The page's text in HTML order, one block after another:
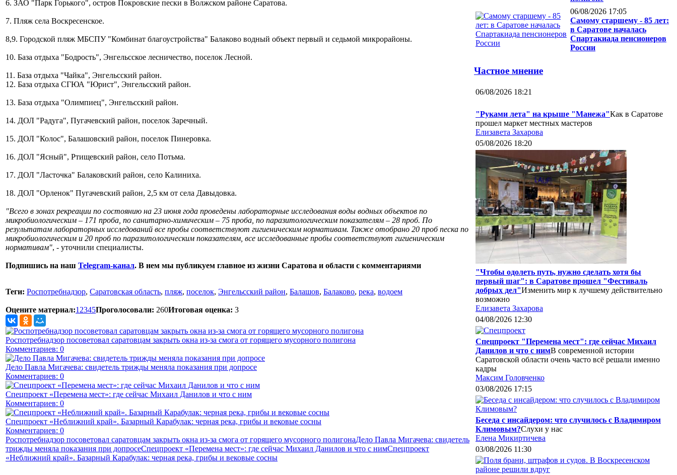
6. ЗАО "Парк Горького", остров Покровские пески в Волжском районе Саратова.
7. Пляж села Воскресенское.
8,9. Городской пляж МБСПУ "Комбинат благоустройства" Балаково водный объект первый и седьмой микрорайоны.
10. База отдыха "Бодрость", Энгельсское лесничество, поселок Лесной.
11. База отдыха "Чайка", Энгельсский район.
12. База отдыха СГЮА "Юрист", Энгельсский район.
13. База отдыха "Олимпиец", Энгельсский район.
14. ДОЛ "Радуга", Пугачевский район, поселок Заречный.
15. ДОЛ "Колос", Балашовский район, поселок Пинеровка.
16. ДОЛ "Ясный", Ртищевский район, село Потьма.
17. ДОЛ "Ласточка" Балаковский район, село Калиниха.
18. ДОЛ "Орленок" Пугачевский район, 2,5 км от села Давыдовка.
"Всего в зонах рекреации по состоянию на 23 июня года проведены лабораторные исследования воды водных объектов по
микробиологическим – 171 проба, по санитарно-химическим – 75 проба, по паразитологическим показателям – 28 проб. По
результатам лабораторных исследований все пробы соответствуют гигиеническим нормативам. Также отобрано 20 проб песка по
микробиологическим и 20 проб по паразитологическим показателям, все исследованные пробы соответствуют гигиеническим
нормативам", - уточнили специалисты.
Подпишись на наш Telegram-канал. В нем мы публикуем главное из жизни Саратова и области с комментариями
Теги: Роспотребнадзор, Саратовская область, пляж, поселок, Энгельсский район, Балашов, Балаково, река, водоем
Оцените материал:1 2345Проголосовали: 260Итоговая оценка: 3
Роспотребнадзор посоветовал саратовцам закрыть окна из-за смога от горящего мусорного полигона
Комментариев: 0
Дело Павла Мигачева: свидетель трижды меняла показания при допросе
Комментариев: 0
Спецпроект «Перемена мест»: где сейчас Михаил Данилов и что с ним
Комментариев: 0
Спецпроект «Неближний край». Базарный Карабулак: черная река, грибы и вековые сосны
Комментариев: 0
Роспотребнадзор посоветовал саратовцам закрыть окна из-за смога от горящего мусорного полигонаДело Павла Мигачева: свидетель
трижды меняла показания при допросеСпецпроект «Перемена мест»: где сейчас Михаил Данилов и что с нимСпецпроект
«Неближний край». Базарный Карабулак: черная река, грибы и вековые сосны
06/08/2026 17:05
Самому старшему - 85 лет:
в Саратове началась
Спартакиада пенсионеров
России
Частное мнение
06/08/2026 18:21
"Руками лета" на крыше "Манежа"Как в Саратове
прошел маркет местных мастеров
Елизавета Захарова
05/08/2026 18:20
"Чтобы одолеть путь, нужно сделать хотя бы
первый шаг": в Саратове прошел "Фестиваль
добрых дел"Изменить мир к лучшему действительно
возможно
Елизавета Захарова
04/08/2026 12:30
Спецпроект "Перемена мест": где сейчас Михаил
Данилов и что с нимВ современной истории
Саратовской области очень часто всё решали именно
кадры
Максим Головченко
03/08/2026 17:15
Беседа с инсайдером: что случилось с Владимиром
Климовым?Слухи у нас
Елена Микиртичева
03/08/2026 11:30